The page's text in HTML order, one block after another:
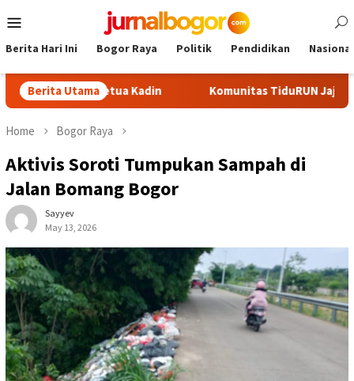
to
Menu
Berita Hari Ini Bogor Raya Politik Pendidikan Nasional
Berita Utama
Ketua Kadin Komunitas TiduRUN Jajal Jalur Baru
Home Bogor Raya
Aktivis Soroti Tumpukan Sampah di
Jalan Bomang Bogor
Sayyev
May 13, 2026